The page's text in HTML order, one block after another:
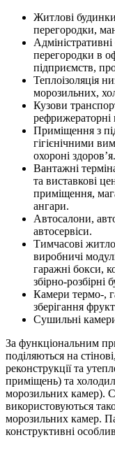
Житлові будинки
перегородки,
Адміністративні
перегородки в
підприємств,
Теплоізоляція
морозильних,
Кузови
рефрижераторні
Приміщення з
гігієнічними
охороні здоров’я.
Вантажні
та виставкові
приміщення,
ангари.
Автосалони,
автосервіси.
Тимчасові
виробничі
гаражні бокси,
збірно-розбірні
Камери термо-,
зберігання
Сушильні
За функціональним
поділяються на
реконструкції та
приміщень) та
морозильних камер).
використовуються
морозильних камер.
конструктивні